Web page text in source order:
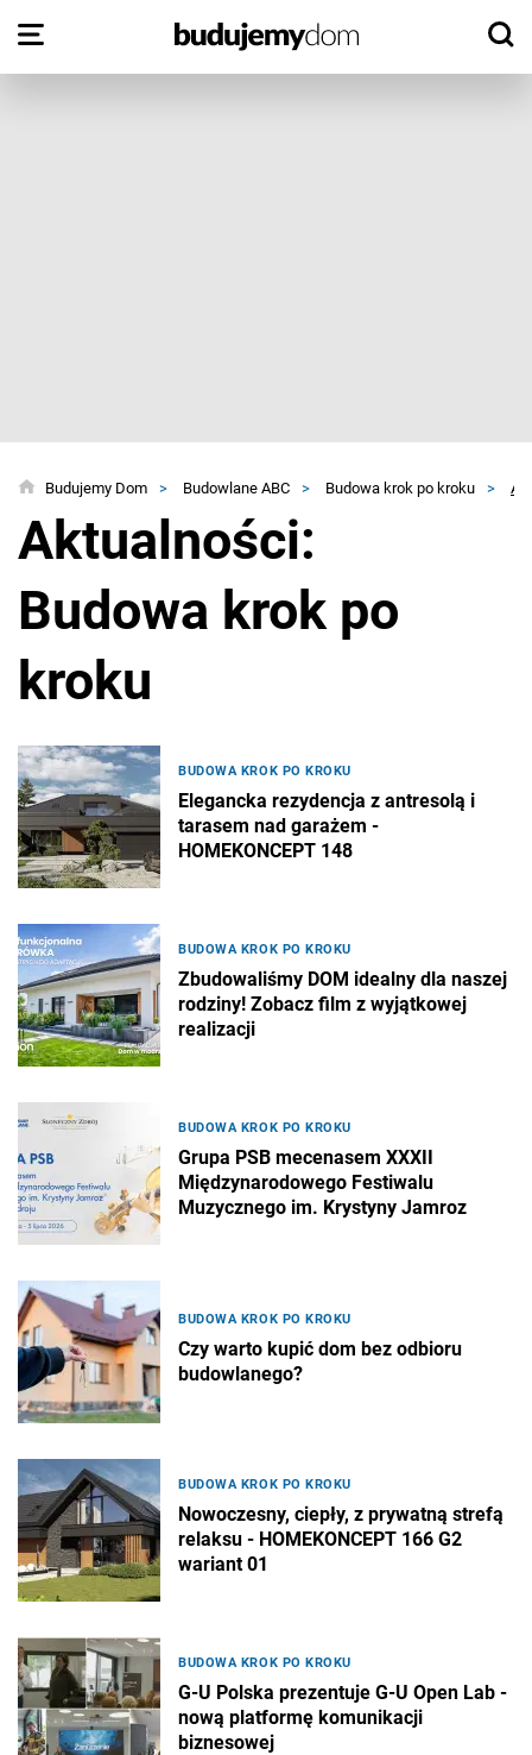
Budujemy Dom > Budowlane ABC > Budowa krok po kroku >
Aktualności:
Budowa krok po
kroku
BUDOWA KROK PO KROKU
Elegancka rezydencja z antresolą i
tarasem nad garażem -
HOMEKONCEPT 148
BUDOWA KROK PO KROKU
Zbudowaliśmy DOM idealny dla naszej
rodziny! Zobacz film z wyjątkowej
realizacji
BUDOWA KROK PO KROKU
Grupa PSB mecenasem XXXII
Międzynarodowego Festiwalu
Muzycznego im. Krystyny Jamroz
BUDOWA KROK PO KROKU
Czy warto kupić dom bez odbioru
budowlanego?
BUDOWA KROK PO KROKU
Nowoczesny, ciepły, z prywatną strefą
relaksu - HOMEKONCEPT 166 G2
wariant 01
BUDOWA KROK PO KROKU
G-U Polska prezentuje G-U Open Lab -
nową platformę komunikacji
biznesowej